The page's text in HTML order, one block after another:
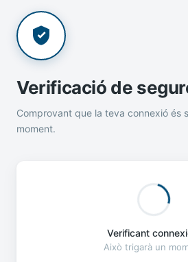
Verificació de
Comprovant que la teva connexió és
moment.
Verificant
Això trigarà un